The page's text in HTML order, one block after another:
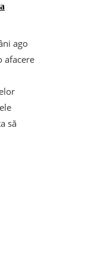
ago
afacere
să